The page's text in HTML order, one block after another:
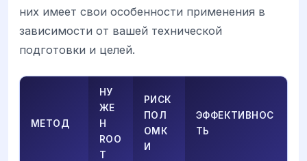
них имеет свои особенности применения в
зависимости от вашей технической
подготовки и целей.
МЕТОД
НУ
ЖЕ
Н
ROO
T
РИСК
ПОЛ
ОМК
И
ЭФФЕКТИВНОС
ТЬ